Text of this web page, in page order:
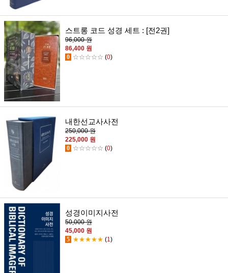
스트롱 코드 성경 세트 : [전2권]
96,000 원
86,400 원
0 ☆☆☆☆☆ (0)
내한선교사사전
250,000 원
225,000 원
0 ☆☆☆☆☆ (0)
성경이미지사전
50,000 원
45,000 원
5 ★★★★★ (1 )